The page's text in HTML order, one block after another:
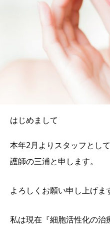
はじめまして
本年2月よりスタッフとし
護師の三浦と申します。
よろしくお願い申し上げま
私は現在『細胞活性化の